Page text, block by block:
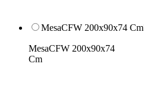
MesaCFW 200x90x74 Cm
MesaCFW 200x90x74
Cm